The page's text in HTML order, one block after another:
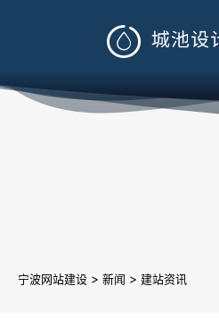

宁波网站建设 > 新闻 > 建站资讯